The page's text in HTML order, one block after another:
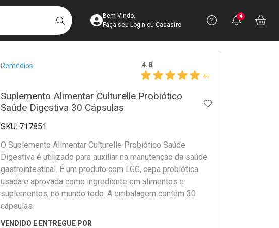
BUSCARAcesse sua Conta
Bem Vindo,
Faça seu Login ou Cadastro
Precisa
Ver Recursos
Você
4
Breadcrumb
Remédios 4.8
44
Suplemento Alimentar Culturelle Probiótico
Saúde Digestiva 30 Cápsulas
ADICIONAR AOS
717851
O Suplemento Alimentar Culturelle Probiótico Saúde
Digestiva é utilizado para auxiliar na manutenção da saúde
gastrointestinal. É um produto com LGG, cepa probiótica
usada e aprovada como ingrediente em alimentos e
suplementos, no mundo todo. A embalagem contém 30
cápsulas.